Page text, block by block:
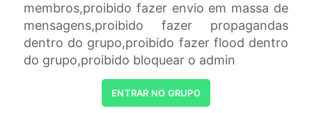
membros,proibido fazer envio em massa de
mensagens,proibido fazer propagandas
dentro do grupo,proibido fazer flood dentro
do grupo,proibido bloquear o admin
ENTRAR NO GRUPO